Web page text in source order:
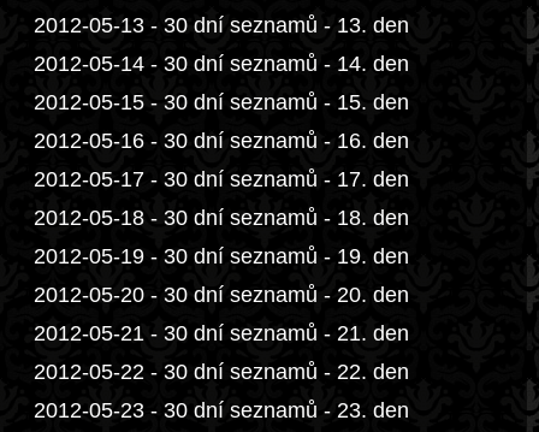
2012-05-13 - 30 dní seznamů - 13. den
2012-05-14 - 30 dní seznamů - 14. den
2012-05-15 - 30 dní seznamů - 15. den
2012-05-16 - 30 dní seznamů - 16. den
2012-05-17 - 30 dní seznamů - 17. den
2012-05-18 - 30 dní seznamů - 18. den
2012-05-19 - 30 dní seznamů - 19. den
2012-05-20 - 30 dní seznamů - 20. den
2012-05-21 - 30 dní seznamů - 21. den
2012-05-22 - 30 dní seznamů - 22. den
2012-05-23 - 30 dní seznamů - 23. den